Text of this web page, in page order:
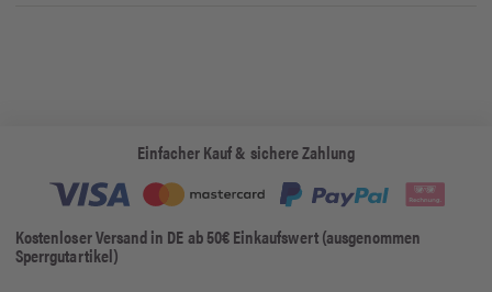
Einfacher Kauf & sichere Zahlung
Kostenloser Versand in DE ab 50€ Einkaufswert (ausgenommen
Sperrgutartikel)